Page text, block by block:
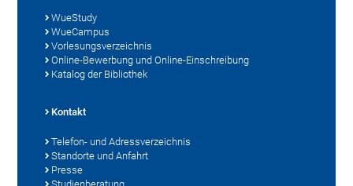
WueStudy
WueCampus
Vorlesungsverzeichnis
Online-Bewerbung und Online-Einschreibung
Katalog der Bibliothek
Kontakt
Telefon- und Adressverzeichnis
Standorte und Anfahrt
Presse